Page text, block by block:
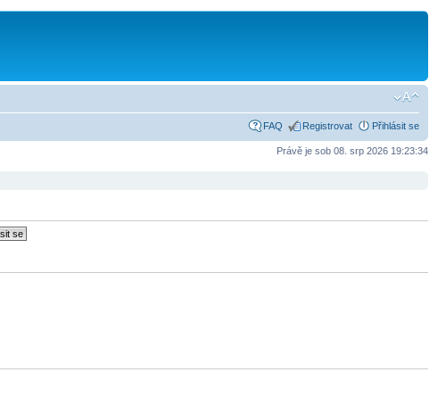
FAQ Registrovat Přihlásit se
Právě je sob 08. srp 2026 19:23:34